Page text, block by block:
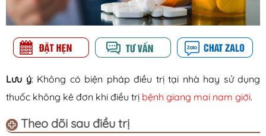
Lưu ý: Không có biện pháp điều trị tại nhà hay sử dụng
thuốc không kê đơn khi điều trị bệnh giang mai nam giới.
Theo dõi sau điều trị